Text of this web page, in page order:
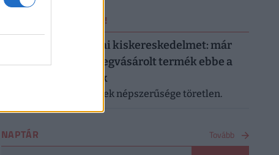
ERRŐL NE MARADJ LE!
Letarolták az európai kiskereskedelmet: már
minden második megvásárolt termék ebbe a
kategóriába tartozik
A saját márkás termékek népszerűsége töretlen.
NAPTÁR Tovább